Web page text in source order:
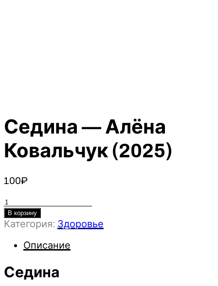
Седина — Алёна
Ковальчук (2025)
100₽
Количество
товара
Седина
Алёна
(2025)
В корзину
Категория: Здоровье
Описание
Седина